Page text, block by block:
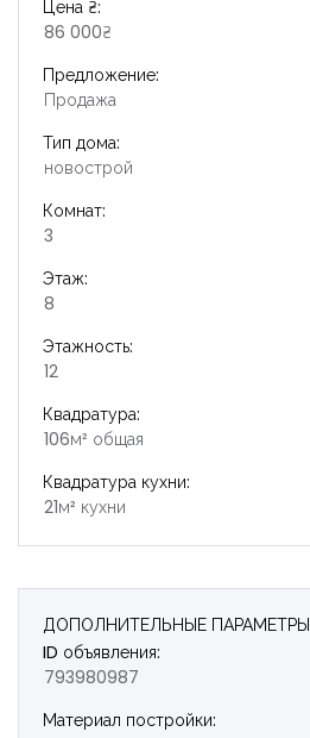
Цена ₴:
86 000₴
Предложение:
Продажа
Тип дома:
новострой
Комнат:
3
Этаж:
8
Этажность:
12
Квадратура:
106м² общая
Квадратура кухни:
21м² кухни
ДОПОЛНИТЕЛЬНЫЕ ПАРАМЕТРЫ
ID объявления:
793980987
Материал постройки: